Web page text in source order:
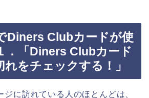
Diners Clubカードが使
．「Diners Clubカード
れをチェックする！」
ジに訪れている人のほとんどは、